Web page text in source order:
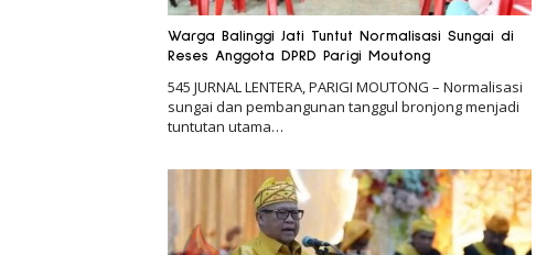
Warga Balinggi Jati Tuntut Normalisasi Sungai di
Reses Anggota DPRD Parigi Moutong
545 JURNAL LENTERA, PARIGI MOUTONG – Normalisasi
sungai dan pembangunan tanggul bronjong menjadi
tuntutan utama…